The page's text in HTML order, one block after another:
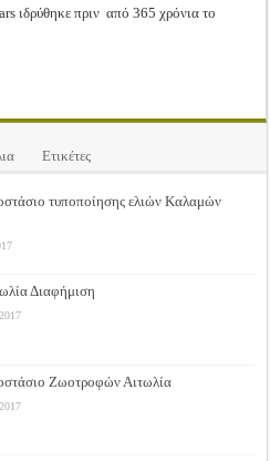
ιδρύθηκε πριν από 365 χρόνια το
Ετικέτες
τυποποίησης ελιών Καλαμών
Διαφήμιση
Ζωοτροφών Αιτωλία